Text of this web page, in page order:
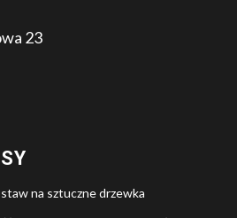
23
na sztuczne drzewka